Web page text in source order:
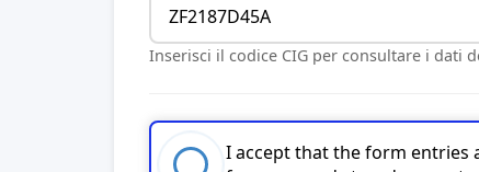
Inserisci il codice CIG per consultare i dati
I accept that the form entries